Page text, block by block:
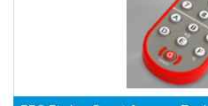
cs-instruments